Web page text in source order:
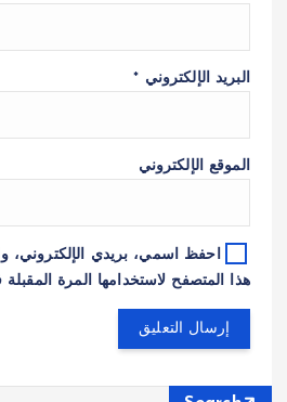
البريد الإلكتروني *
الموقع الإلكتروني
احفظ اسمي، بريدي الإلكتروني،
هذا المتصفح لاستخدامها المرة